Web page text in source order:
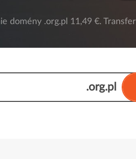
domény .org.pl 11,49 €.
.org.pl